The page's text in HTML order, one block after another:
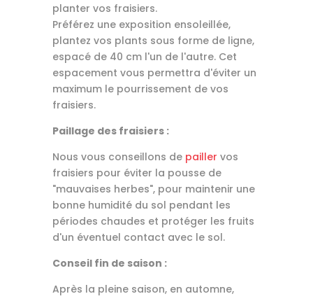
planter vos fraisiers.
Préférez une exposition ensoleillée,
plantez vos plants sous forme de ligne,
espacé de 40 cm l'un de l'autre. Cet
espacement vous permettra d'éviter un
maximum le pourrissement de vos
fraisiers.
Paillage des fraisiers :
Nous vous conseillons de pailler vos
fraisiers pour éviter la pousse de
"mauvaises herbes", pour maintenir une
bonne humidité du sol pendant les
périodes chaudes et protéger les fruits
d'un éventuel contact avec le sol.
Conseil fin de saison :
Après la pleine saison, en automne,